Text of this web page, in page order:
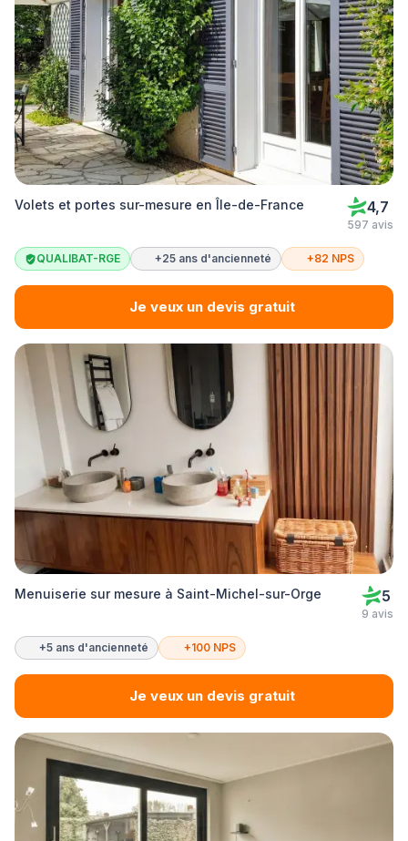
Volets et portes sur-mesure en Île-de-France 4,7
597 avis
QUALIBAT-RGE +25 ans d'ancienneté +82 NPS
Je veux un devis gratuit
Menuiserie sur mesure à Saint-Michel-sur-Orge 5
9 avis
+5 ans d'ancienneté +100 NPS
Je veux un devis gratuit